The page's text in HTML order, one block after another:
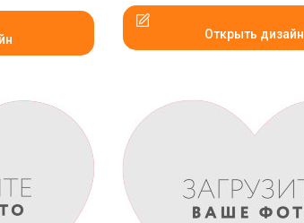
Открыть дизайн